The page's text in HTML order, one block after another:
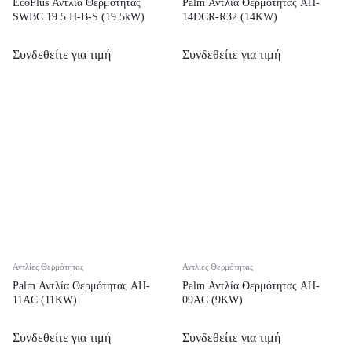
EcoPlus Αντλία Θερμότητας
SWBC 19.5 H-B-S (19.5kW)
Συνδεθείτε για τιμή
Palm Αντλία Θερμότητας AH-
14DCR-R32 (14KW)
Συνδεθείτε για τιμή
Αντλίες Θερμότητας
Palm Αντλία Θερμότητας AH-
11AC (11KW)
Συνδεθείτε για τιμή
Αντλίες Θερμότητας
Palm Αντλία Θερμότητας AH-
09AC (9KW)
Συνδεθείτε για τιμή